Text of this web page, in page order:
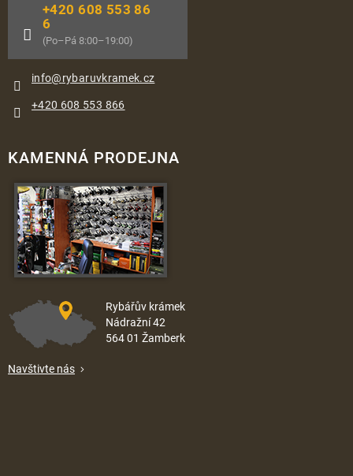
info@rybaruvkramek.cz
+420 608 553 86
6
(Po–Pá 8:00–19:00)
+420 608 553 866
KAMENNÁ PRODEJNA
Rybářův krámek
Nádražní 42
564 01 Žamberk
Navštivte nás